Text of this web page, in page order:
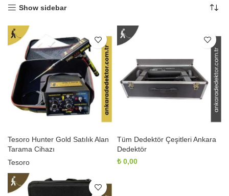
Show sidebar
Tesoro Hunter Gold Satılık Alan
Tarama Cihazı
Tesoro
Tüm Dedektör Çeşitleri Ankara
Dedektör
₺ 0,00